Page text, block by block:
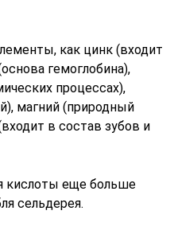
как цинк (входит
гемоглобина),
процессах),
магний (природный
в состав зубов и
кислоты еще больше
сельдерея.